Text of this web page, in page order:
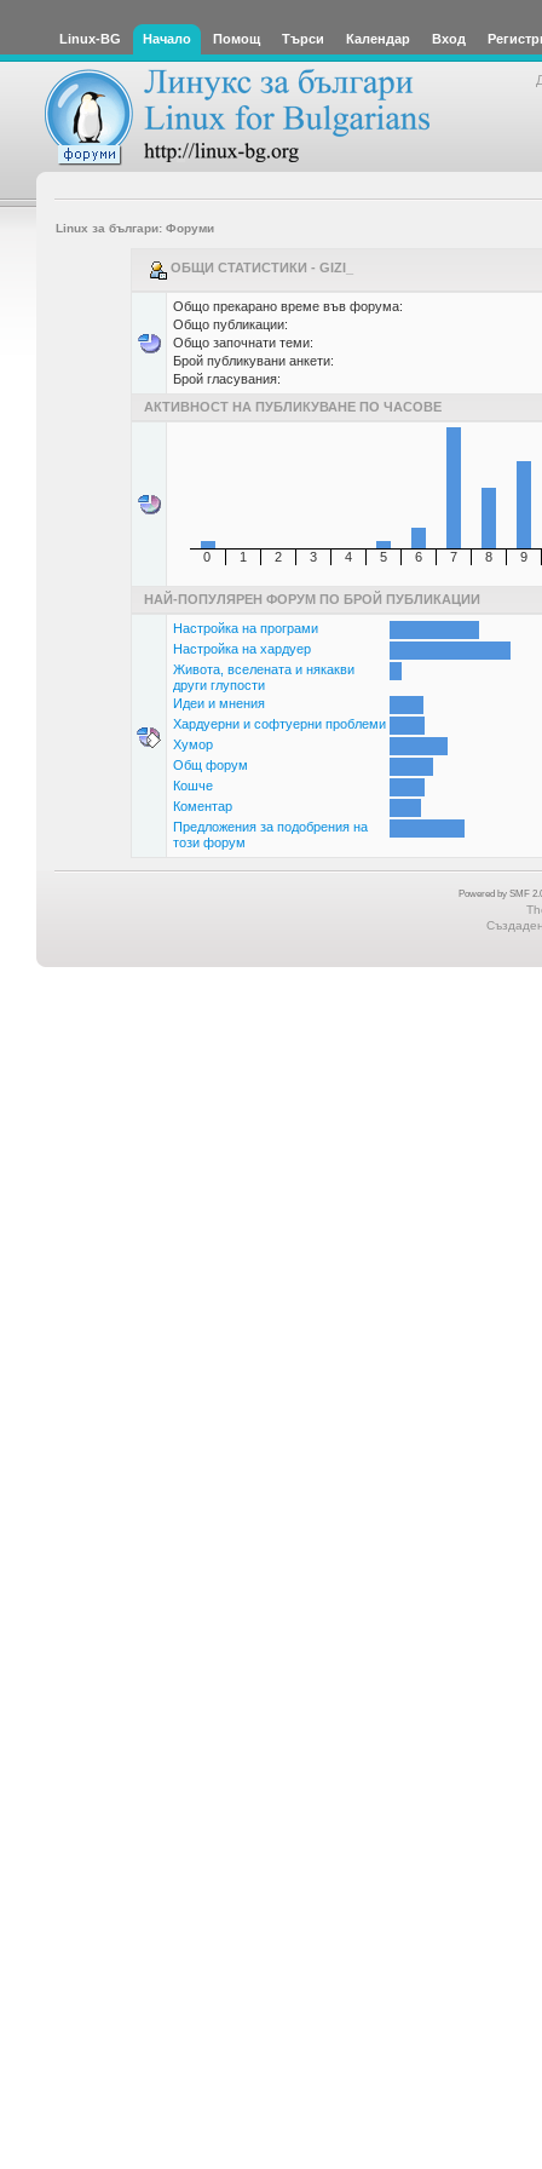
Linux-BG Начало Помощ Търси Календар Вход
Linux за българи: Форуми
ОБЩИ СТАТИСТИКИ - GIZI_
Общо прекарано време във форума:
Общо публикации:
Общо започнати теми:
Брой публикувани анкети:
Брой гласувания:
АКТИВНОСТ НА ПУБЛИКУВАНЕ ПО ЧАСОВЕ
0 1 2 3 4 5 6 7 8 9
НАЙ-ПОПУЛЯРЕН ФОРУМ ПО БРОЙ ПУБЛИКАЦИИ
Настройка на програми
Настройка на хардуер
Живота, вселената и някакви
други глупости
Идеи и мнения
Хардуерни и софтуерни проблеми
Хумор
Общ форум
Кошче
Коментар
Предложения за подобрения на
този форум
Powered by SMF